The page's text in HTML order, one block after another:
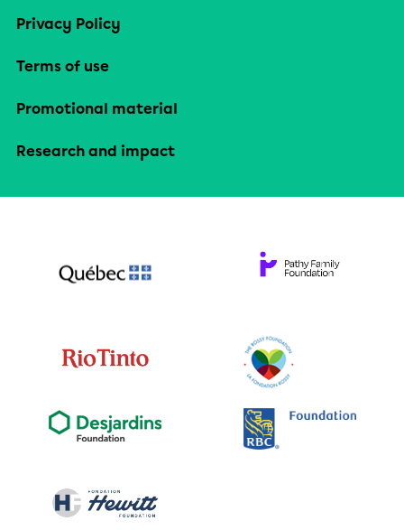
Privacy Policy
Terms of use
Promotional material
Research and impact